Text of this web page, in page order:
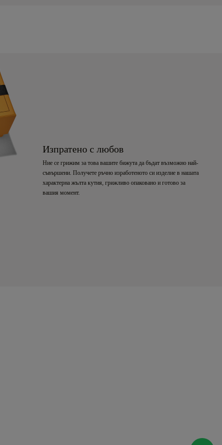
Изпратено с любов
Ние се грижим за това вашите бижута да бъдат възможно най-
съвършени. Получете ръчно изработеното си изделие в нашата
характерна жълта кутия, грижливо опаковано и готово за
вашия момент.